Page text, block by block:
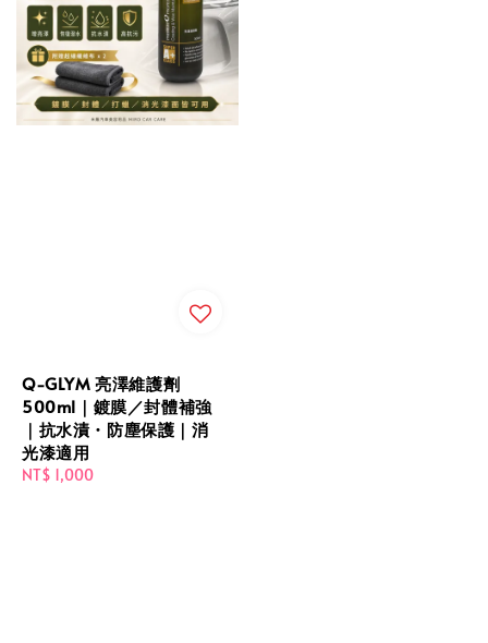
Q-GLYM 亮澤維護劑
500ml｜鍍膜／封體補強
｜抗水漬・防塵保護｜消
光漆適用
Regular
NT$ 1,000